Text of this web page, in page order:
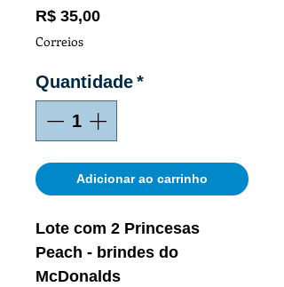
R$ 35,00Preço
Correios
Quantidade*
Adicionar ao carrinho
Lote com 2 Princesas
Peach - brindes do
McDonalds